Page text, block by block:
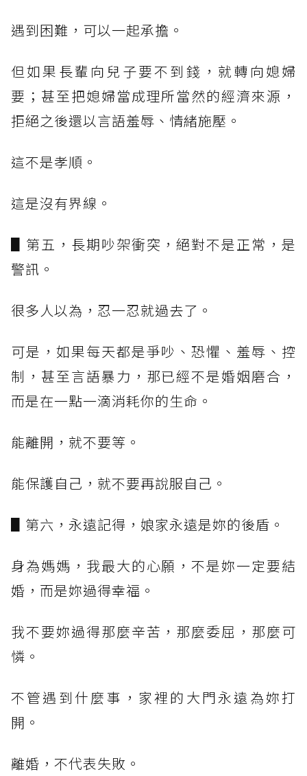
遇到困難，可以一起承擔。
但如果長輩向兒子要不到錢，就轉向媳婦
要；甚至把媳婦當成理所當然的經濟來源，
拒絕之後還以言語羞辱、情緒施壓。
這不是孝順。
這是沒有界線。
▋第五，長期吵架衝突，絕對不是正常，是
警訊。
很多人以為，忍一忍就過去了。
可是，如果每天都是爭吵、恐懼、羞辱、控
制，甚至言語暴力，那已經不是婚姻磨合，
而是在一點一滴消耗你的生命。
能離開，就不要等。
能保護自己，就不要再說服自己。
▋第六，永遠記得，娘家永遠是妳的後盾。
身為媽媽，我最大的心願，不是妳一定要結
婚，而是妳過得幸福。
我不要妳過得那麼辛苦，那麼委屈，那麼可
憐。
不管遇到什麼事，家裡的大門永遠為妳打
開。
離婚，不代表失敗。